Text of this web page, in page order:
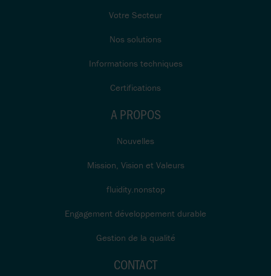
Votre Secteur
Nos solutions
Informations techniques
Certifications
A PROPOS
Nouvelles
Mission, Vision et Valeurs
fluidity.nonstop
Engagement développement durable
Gestion de la qualité
CONTACT